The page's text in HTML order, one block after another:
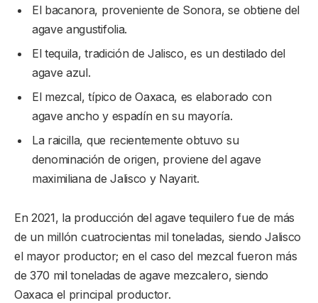
El bacanora, proveniente de Sonora, se obtiene del
agave angustifolia.
El tequila, tradición de Jalisco, es un destilado del
agave azul.
El mezcal, típico de Oaxaca, es elaborado con
agave ancho y espadín en su mayoría.
La raicilla, que recientemente obtuvo su
denominación de origen, proviene del agave
maximiliana de Jalisco y Nayarit.
En 2021, la producción del agave tequilero fue de más
de un millón cuatrocientas mil toneladas, siendo Jalisco
el mayor productor; en el caso del mezcal fueron más
de 370 mil toneladas de agave mezcalero, siendo
Oaxaca el principal productor.